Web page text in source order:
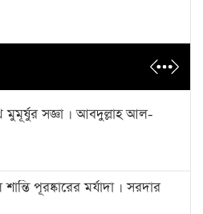
মুমূর্ষুর সজ্ঞা । আবদুল্লাহ আল-
পূরষ্কারের মর্যাদা । সরদার